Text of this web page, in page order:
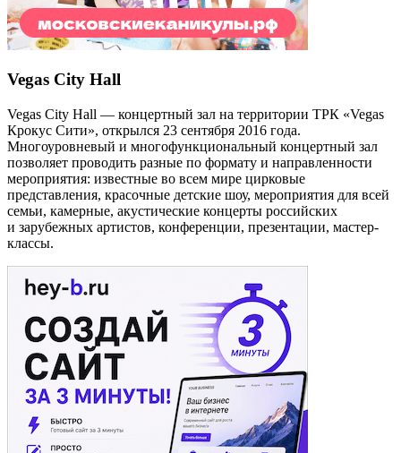
Vegas City Hall
Vegas City Hall — концертный зал на территории ТРК «Vegas
Крокус Сити», открылся 23 сентября 2016 года.
Многоуровневый и многофункциональный концертный зал
позволяет проводить разные по формату и направленности
мероприятия: известные во всем мире цирковые
представления, красочные детские шоу, мероприятия для всей
семьи, камерные, акустические концерты российских
и зарубежных артистов, конференции, презентации, мастер-
классы.